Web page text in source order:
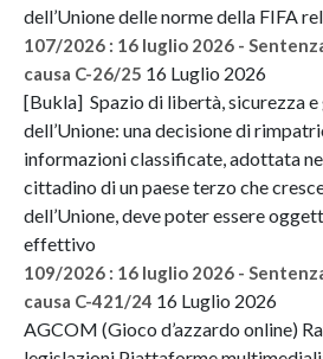
dell’Unione delle norme della FIFA
107/2026 : 16 luglio 2026 -
causa C-26/25 16 Luglio 2026
[Bukla] Spazio di libertà, sicurezza
dell’Unione: una decisione di
informazioni classificate, adottata
cittadino di un paese terzo che
dell’Unione, deve poter essere
effettivo
109/2026 : 16 luglio 2026 -
causa C-421/24 16 Luglio 2026
AGCOM (Gioco d’azzardo online)